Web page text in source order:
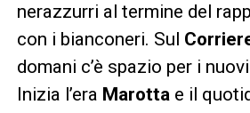
nerazzurri al termine del
con i bianconeri. Sul
domani c’è spazio per i
Inizia l’era Marottae il